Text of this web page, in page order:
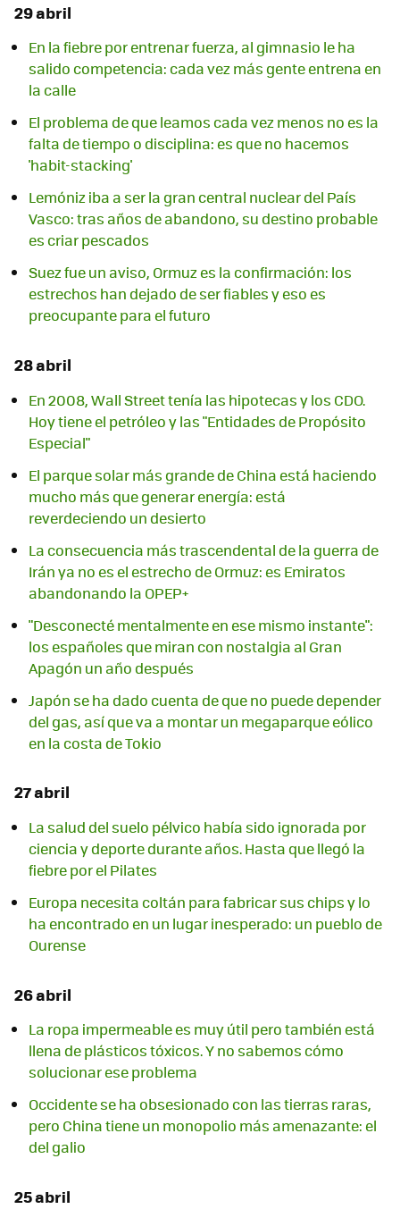
29 abril
En la fiebre por entrenar fuerza, al gimnasio le ha
salido competencia: cada vez más gente entrena en
la calle
El problema de que leamos cada vez menos no es la
falta de tiempo o disciplina: es que no hacemos
'habit-stacking'
Lemóniz iba a ser la gran central nuclear del País
Vasco: tras años de abandono, su destino probable
es criar pescados
Suez fue un aviso, Ormuz es la confirmación: los
estrechos han dejado de ser fiables y eso es
preocupante para el futuro
28 abril
En 2008, Wall Street tenía las hipotecas y los CDO.
Hoy tiene el petróleo y las "Entidades de Propósito
Especial"
El parque solar más grande de China está haciendo
mucho más que generar energía: está
reverdeciendo un desierto
La consecuencia más trascendental de la guerra de
Irán ya no es el estrecho de Ormuz: es Emiratos
abandonando la OPEP+
"Desconecté mentalmente en ese mismo instante":
los españoles que miran con nostalgia al Gran
Apagón un año después
Japón se ha dado cuenta de que no puede depender
del gas, así que va a montar un megaparque eólico
en la costa de Tokio
27 abril
La salud del suelo pélvico había sido ignorada por
ciencia y deporte durante años. Hasta que llegó la
fiebre por el Pilates
Europa necesita coltán para fabricar sus chips y lo
ha encontrado en un lugar inesperado: un pueblo de
Ourense
26 abril
La ropa impermeable es muy útil pero también está
llena de plásticos tóxicos. Y no sabemos cómo
solucionar ese problema
Occidente se ha obsesionado con las tierras raras,
pero China tiene un monopolio más amenazante: el
del galio
25 abril